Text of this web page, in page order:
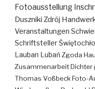
Fotoausstellung
Duszniki Zdrój
Veranstaltungen
Schriftsteller
Lauban LubańZgoda
ZusammenarbeitDichter
Thomas VoßbeckFoto-